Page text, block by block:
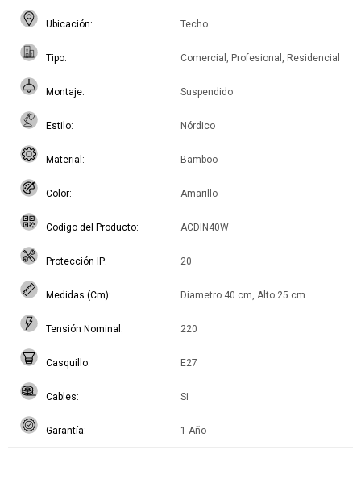
Ubicación Techo
Tipo Comercial, Profesional, Residencial
Montaje Suspendido
Estilo Nórdico
Material Bamboo
Color Amarillo
Codigo del Producto ACDIN40W
Protección IP 20
Medidas (Cm) Diametro 40 cm, Alto 25 cm
Tensión Nominal 220
Casquillo E27
Cables Si
Garantía 1 Año